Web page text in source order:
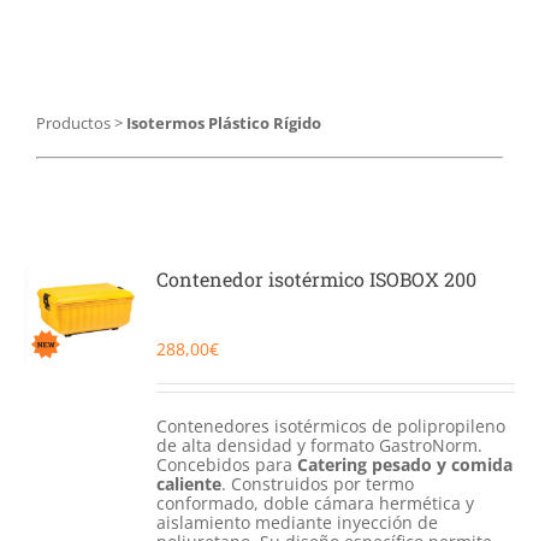
91 629 17 10
Productos> Isotermos Plástico Rígido
Contenedor isotérmico ISOBOX 200
288,00€
Contenedores isotérmicos de polipropileno
de alta densidad y formato GastroNorm.
Concebidos para Catering pesado y comida
caliente. Construidos por termo
conformado, doble cámara hermética y
aislamiento mediante inyección de